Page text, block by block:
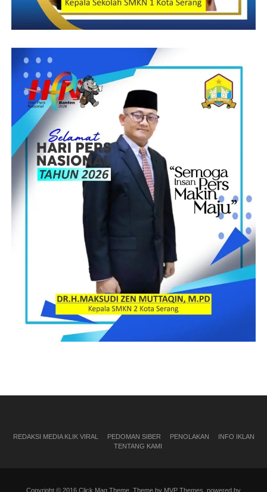
REDAKSI MEDIA KLIK VIRAL PEDOMAN SIBER PENOLAKAN
INFO IKLAN
TENTANG KAMI
Copyright © 2016 Click Mag Theme. Theme by MVP Themes, powered by